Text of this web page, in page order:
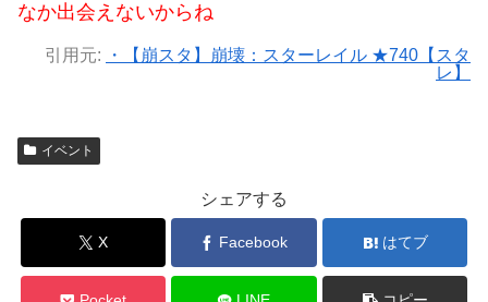
なか出会えないからね
引用元:
・【崩スタ】崩壊：スターレイル ★740【スタ
レ】
イベント
シェアする
X Facebook はてブ